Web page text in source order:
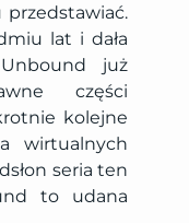
lat i dała
już
części
kolejne
wirtualnych
seria ten
to udana